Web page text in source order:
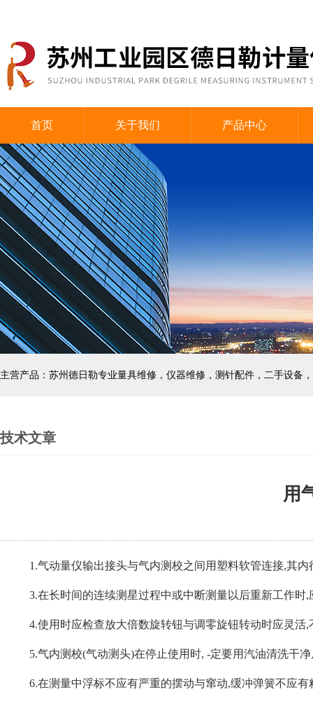
首页 关于我们 产品中心
主营产品：苏州德日勒专业量具维修，仪器维修，测针配件，二手设备
技术文章
用
1.气动量仪输出接头与气内测校之间用塑料软管连接,其内
3.在长时间的连续测星过程中或中断测量以后重新工作
4.使用时应检查放大倍数旋转钮与调零旋钮转动时应灵活
5.气内测校(气动测头)在停止使用时, -定要用汽油清洗干
6.在测量中浮标不应有严重的摆动与窜动,缓冲弹簧不应有